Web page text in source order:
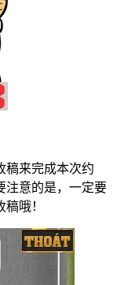
来完成本次约
注意的是，一定要
哦！